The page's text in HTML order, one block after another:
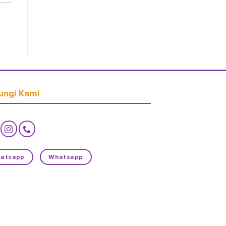
Kami
Whatsapp